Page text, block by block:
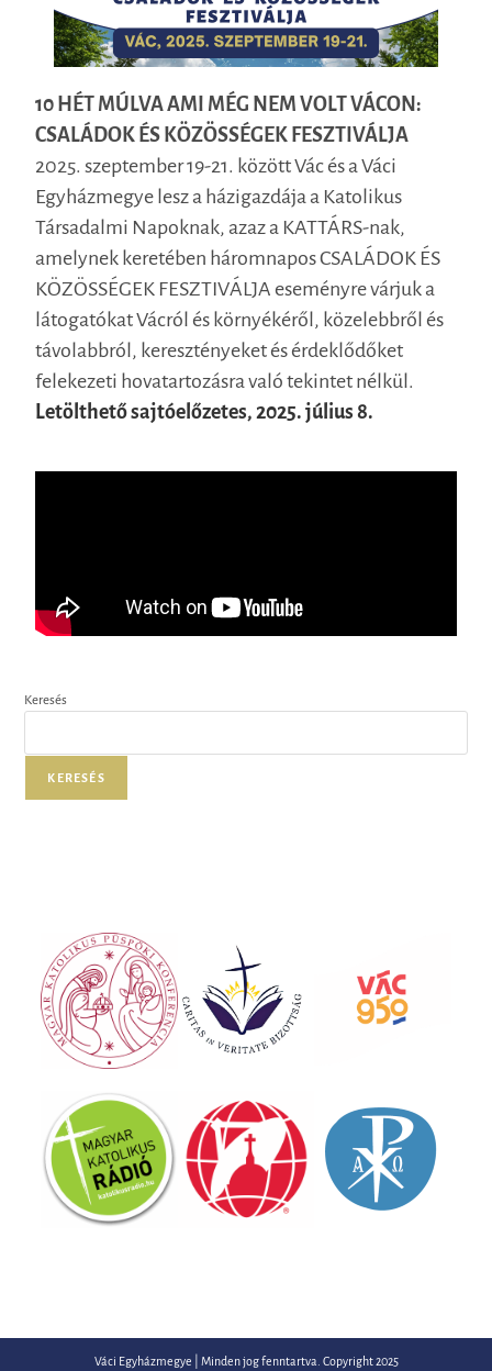
10 HÉT MÚLVA AMI MÉG NEM VOLT VÁCON:
CSALÁDOK ÉS KÖZÖSSÉGEK FESZTIVÁLJA
2025. szeptember 19-21. között Vác és a Váci
Egyházmegye lesz a házigazdája a Katolikus
Társadalmi Napoknak, azaz a KATTÁRS-nak,
amelynek keretében háromnapos CSALÁDOK ÉS
KÖZÖSSÉGEK FESZTIVÁLJA eseményre várjuk a
látogatókat Vácról és környékéről, közelebbről és
távolabbról, keresztényeket és érdeklődőket
felekezeti hovatartozásra való tekintet nélkül.
Letölthető sajtóelőzetes, 2025. július 8.
Keresés
KERESÉS
Váci Egyházmegye | Minden jog fenntartva. Copyright 2025